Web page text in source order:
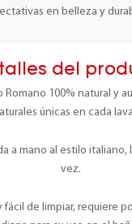
en belleza y
del
Romano 100% natural y
únicas en cada
a mano al estilo italiano,
vez.
fácil de limpiar, requiere